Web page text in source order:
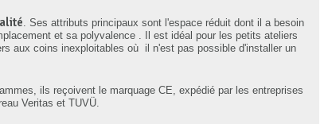
. Ses attributs principaux sont l'espace réduit dont il a besoin
et sa polyvalence . Il est idéal pour les petits ateliers
aux coins inexploitables où il n'est pas possible d'installer un
ils reçoivent le marquage CE, expédié par les entreprises
Veritas et TUVÜ.